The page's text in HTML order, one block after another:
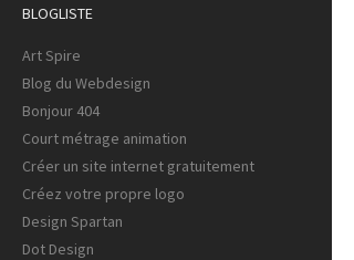
BLOGLISTE
Art Spire
Blog du Webdesign
Bonjour 404
Court métrage animation
Créer un site internet gratuitement
Créez votre propre logo
Design Spartan
Dot Design